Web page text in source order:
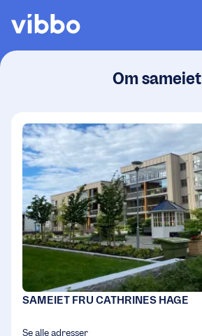
Om sameiet
SAMEIET FRU CATHRINES HAGE
Se alle adresser